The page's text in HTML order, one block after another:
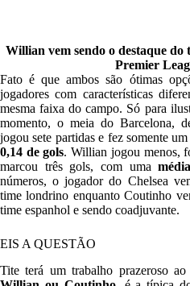
Willian vem sendo o destaque do
Premier
Fato é que ambos são ótimas
jogadores com características
mesma faixa do campo. Só para
momento, o meia do Barcelona,
jogou sete partidas e fez somente
0,14 de gols. Willian jogou menos,
marcou três gols, com uma
números, o jogador do Chelsea
time londrino enquanto Coutinho
time espanhol e sendo coadjuvante.
EIS A QUESTÃO
Tite terá um trabalho prazeroso